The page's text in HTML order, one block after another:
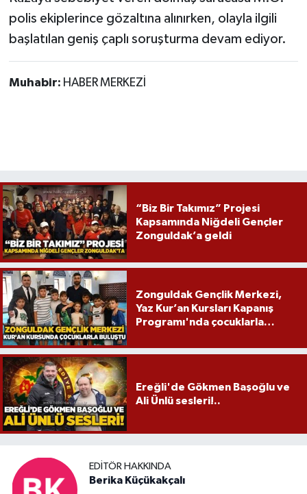
polis ekiplerince gözaltına alınırken, olayla ilgili
başlatılan geniş çaplı soruşturma devam ediyor.
Muhabir: HABER MERKEZİ
“Biz Bir Takımız” Projesi
Kapsamında Niğdeli Gençler
Zonguldak’a geldi
Zonguldak Gençlik Merkezi,
Yaz Kur’an Kursları Kapanış
Programı'nda çocuklarla
Ereğli'de Gökmen Başoğlu ve
Ali Ünlü sesleri!..
EDITÖR HAKKINDA
Berika Küçükakçalı